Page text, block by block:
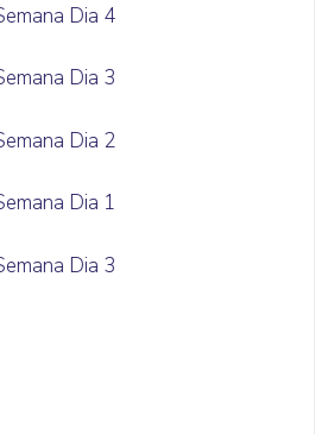
Dia 4
Dia 3
Dia 2
Dia 1
Dia 3